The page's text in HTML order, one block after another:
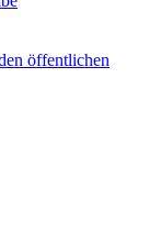
öffentlichen